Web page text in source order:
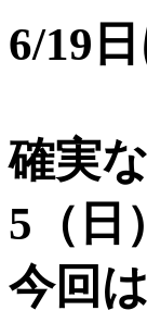
6/19
確実
5（日
今回